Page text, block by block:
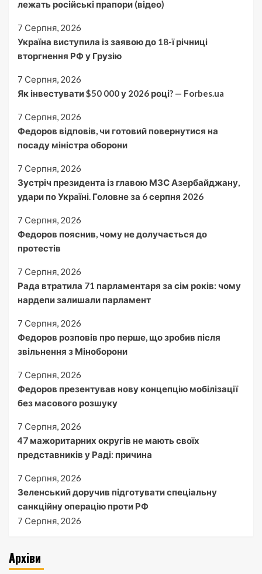
лежать російські прапори (відео)
7 Серпня, 2026
Україна виступила із заявою до 18-ї річниці
вторгнення РФ у Грузію
7 Серпня, 2026
Як інвестувати $50 000 у 2026 році? — Forbes.ua
7 Серпня, 2026
Федоров відповів, чи готовий повернутися на
посаду міністра оборони
7 Серпня, 2026
Зустріч президента із главою МЗС Азербайджану,
удари по Україні. Головне за 6 серпня 2026
7 Серпня, 2026
Федоров пояснив, чому не долучається до
протестів
7 Серпня, 2026
Рада втратила 71 парламентаря за сім років: чому
нардепи залишали парламент
7 Серпня, 2026
Федоров розповів про перше, що зробив після
звільнення з Міноборони
7 Серпня, 2026
Федоров презентував нову концепцію мобілізації
без масового розшуку
7 Серпня, 2026
47 мажоритарних округів не мають своїх
представників у Раді: причина
7 Серпня, 2026
Зеленський доручив підготувати спеціальну
санкційну операцію проти РФ
7 Серпня, 2026
Архіви